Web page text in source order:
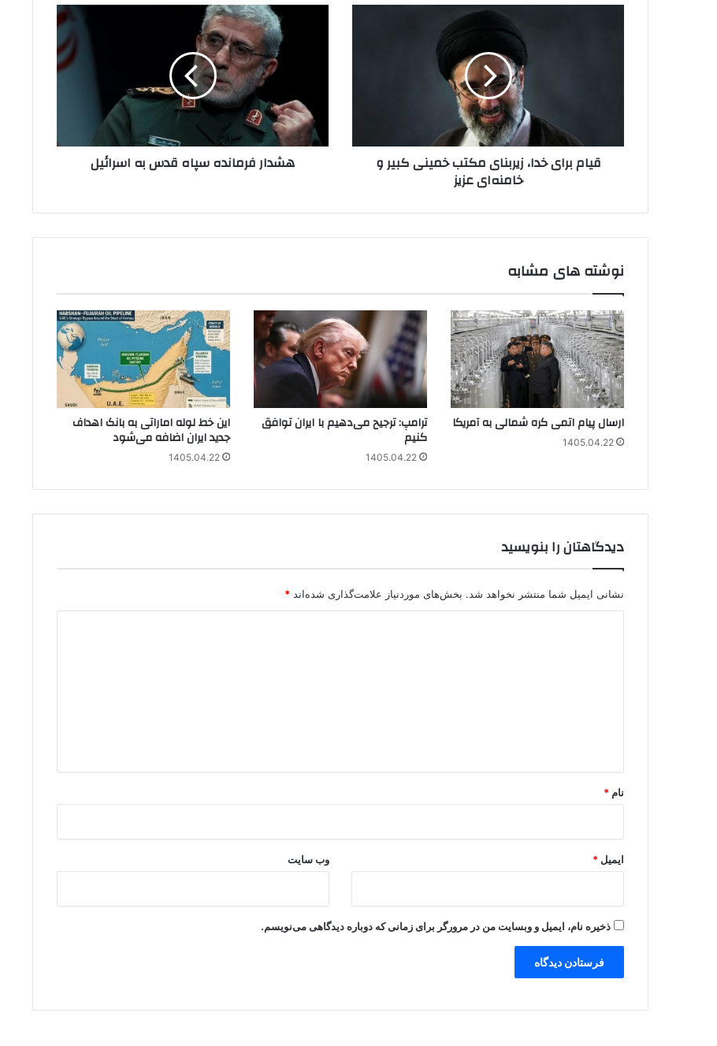
خامنه‌ای
قیام برای خدا، زیربنای مکتب خمینی کبیر و
خامنه‌ای عزیز
هشدار فرمانده سپاه قدس به اسرائیل
نوشته های مشابه
ارسال پیام اتمی کره شمالی به آمریکا
1405.04.22
ترامپ: ترجیح می‌دهیم با ایران توافق
کنیم
1405.04.22
این خط لوله اماراتی به بانک اهداف
جدید ایران اضافه می‌شود
1405.04.22
دیدگاهتان را بنویسید
نشانی ایمیل شما منتشر نخواهد شد. بخش‌های موردنیاز علامت‌گذاری شده‌اند *
نام *
ایمیل * وب‌ سایت
ذخیره نام، ایمیل و وبسایت من در مرورگر برای زمانی که دوباره دیدگاهی می‌نویسم.